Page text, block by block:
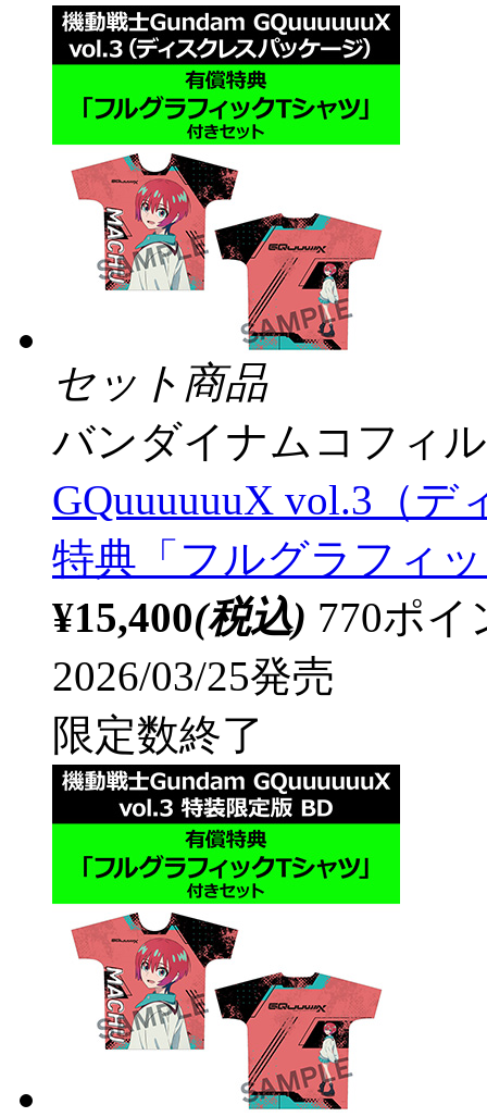
セット商品
バンダイナムコフィ
GQuuuuuuX vol.3（
特典「フルグラフィ
¥15,400(税込) 770ポ
2026/03/25発売
限定数終了